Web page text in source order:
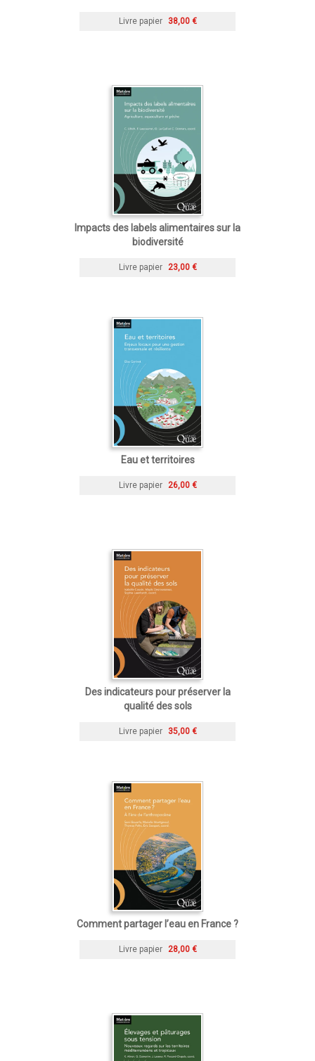
Livre papier 38,00 €
Impacts des labels alimentaires sur la
biodiversité
Livre papier 23,00 €
Eau et territoires
Livre papier 26,00 €
Des indicateurs pour préserver la
qualité des sols
Livre papier 35,00 €
Comment partager l’eau en France ?
Livre papier 28,00 €